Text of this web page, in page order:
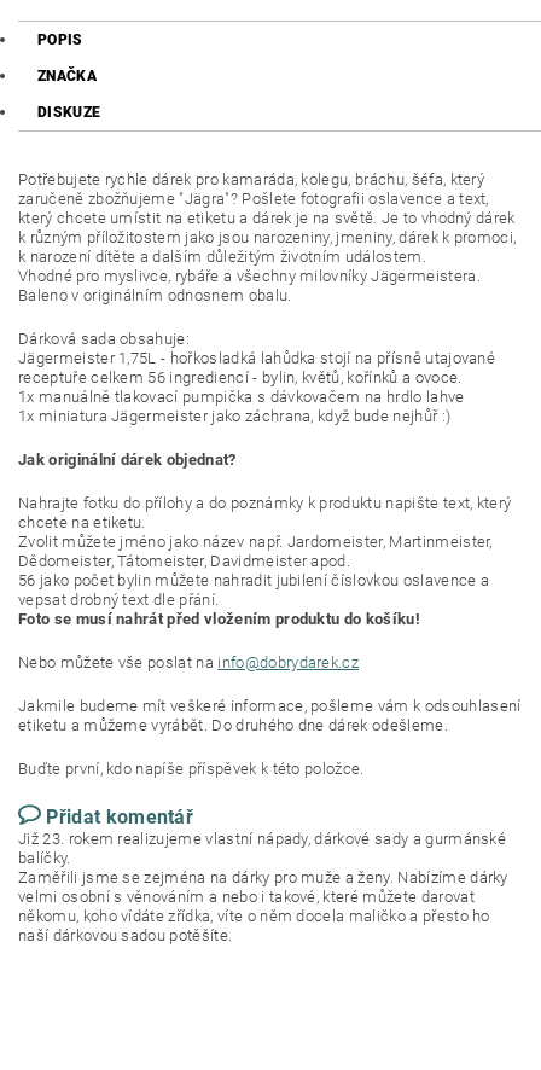
POPIS
ZNAČKA
DISKUZE
Potřebujete rychle dárek pro kamaráda, kolegu, bráchu, šéfa, který
zaručeně zbožňujeme "Jägra"? Pošlete fotografii oslavence a text,
který chcete umístit na etiketu a dárek je na světě. Je to vhodný dárek
k různým příložitostem jako jsou narozeniny, jmeniny, dárek k promoci,
k narození dítěte a dalším důležitým životním událostem.
Vhodné pro myslivce, rybáře a všechny milovníky Jägermeistera.
Baleno v originálním odnosnem obalu.
Dárková sada obsahuje:
Jägermeister 1,75L - hořkosladká lahůdka stojí na přísně utajované
receptuře celkem 56 ingrediencí - bylin, květů, kořínků a ovoce.
1x manuálně tlakovací pumpička s dávkovačem na hrdlo lahve
1x miniatura Jägermeister jako záchrana, když bude nejhůř :)
Jak originální dárek objednat?
Nahrajte fotku do přílohy a do poznámky k produktu napište text, který
chcete na etiketu.
Zvolit můžete jméno jako název např. Jardomeister, Martinmeister,
Dědomeister, Tátomeister, Davidmeister apod.
56 jako počet bylin můžete nahradit jubilení číslovkou oslavence a
vepsat drobný text dle přání.
Foto se musí nahrát před vložením produktu do košíku!
Nebo můžete vše poslat na info@dobrydarek.cz
Jakmile budeme mít veškeré informace, pošleme vám k odsouhlasení
etiketu a můžeme vyrábět. Do druhého dne dárek odešleme.
Buďte první, kdo napíše příspěvek k této položce.
Přidat komentář
Již 23. rokem realizujeme vlastní nápady, dárkové sady a gurmánské
balíčky.
Zaměřili jsme se zejména na dárky pro muže a ženy. Nabízíme dárky
velmi osobní s věnováním a nebo i takové, které můžete darovat
někomu, koho vídáte zřídka, víte o něm docela maličko a přesto ho
naší dárkovou sadou potěšíte.